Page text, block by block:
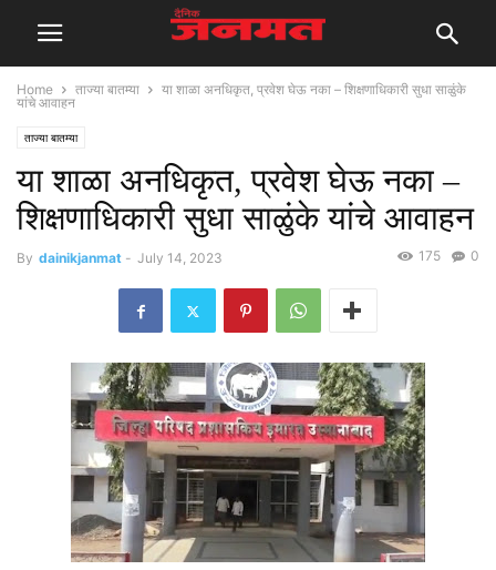
Home ताज्या बातम्या
या शाळा अनधिकृत, प्रवेश घेऊ नका – शिक्षणाधिकारी सुधा साळुंके
यांचे आवाहन
ताज्या बातम्या
या शाळा अनधिकृत, प्रवेश घेऊ नका –
शिक्षणाधिकारी सुधा साळुंके यांचे आवाहन
By dainikjanmat - July 14, 2023 0
175